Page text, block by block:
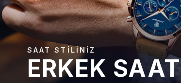
SAAT STILINIZ
ERKEK SAAT